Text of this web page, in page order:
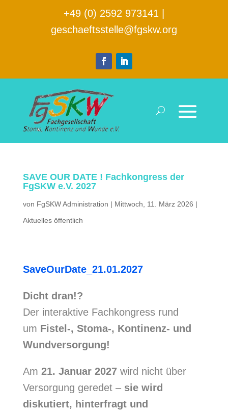
+49 (0) 2592 973141
geschaeftsstelle@fgskw.org
SAVE OUR DATE ! Fachkongress der
FgSKW e.V. 2027
von FgSKW Administration | Mittwoch, 11. März 2026 |
Aktuelles öffentlich
SaveOurDate_21.01.2027
Dicht dran!?
Der interaktive Fachkongress rund
um Fistel-, Stoma-, Kontinenz- und
Wundversorgung!
Am 21. Januar 2027wird nicht über
Versorgung geredet – sie wird
diskutiert, hinterfragt und